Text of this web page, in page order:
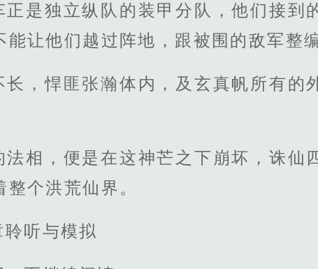
正是独立纵队的装甲分队，他们接到
让他们越过阵地，跟被围的敌军整
，悍匪张瀚体内，及玄真帆所有的
法相，便是在这神芒之下崩坏，诛仙
个洪荒仙界。
听与模拟